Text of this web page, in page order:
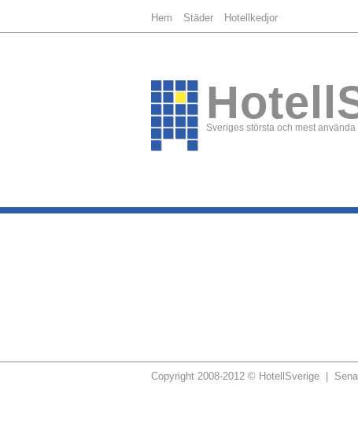
Hem Städer Hotellkedjor
Sveriges största och mest
Copyright 2008-2012 © HotellSverige |